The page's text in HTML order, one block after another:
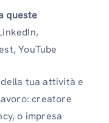
queste
YouTube
tua attività e
creatore
o impresa